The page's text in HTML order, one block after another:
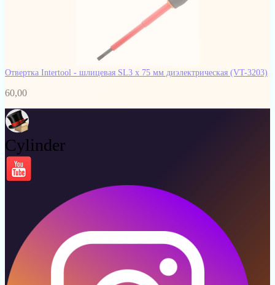
Отвертка Intertool - шлицевая SL3 х 75 мм диэлектрическая (VT-3203)
60,00
Cylinder